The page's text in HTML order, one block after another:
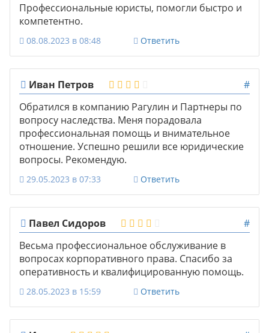
Профессиональные юристы, помогли быстро и
компетентно.
08.08.2023 в 08:48 Ответить
Иван Петров
#
Обратился в компанию Рагулин и Партнеры по
вопросу наследства. Меня порадовала
профессиональная помощь и внимательное
отношение. Успешно решили все юридические
вопросы. Рекомендую.
29.05.2023 в 07:33 Ответить
Павел Сидоров
#
Весьма профессиональное обслуживание в
вопросах корпоративного права. Спасибо за
оперативность и квалифицированную помощь.
28.05.2023 в 15:59 Ответить